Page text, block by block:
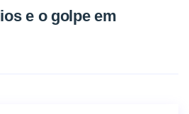
e o golpe em